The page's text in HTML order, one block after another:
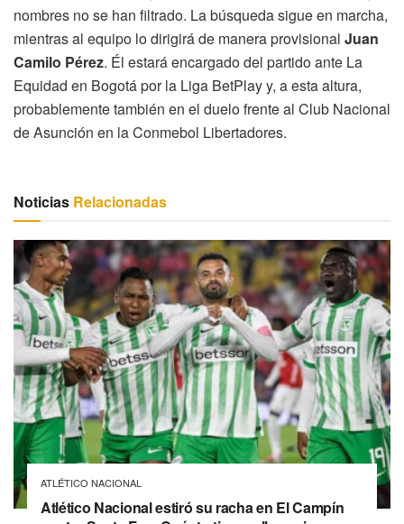
nombres no se han filtrado. La búsqueda sigue en marcha,
mientras al equipo lo dirigirá de manera provisional Juan
Camilo Pérez. Él estará encargado del partido ante La
Equidad en Bogotá por la Liga BetPlay y, a esta altura,
probablemente también en el duelo frente al Club Nacional
de Asunción en la Conmebol Libertadores.
Noticias Relacionadas
ATLÉTICO NACIONAL
Atlético Nacional estiró su racha en El Campín